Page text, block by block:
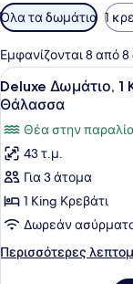
Διαθέσιμα
φίλτρα
για
τα
δωμάτια
Όλα τα δωμάτια 1
Εμφανίζονται 8 από
Προβολή
όλων
των
φωτογραφιών
για
Deluxe
Δωμάτιο,
1
King
Κρεβάτι,
8
Deluxe Δωμάτιο, 1
Θάλασσα
Θέα στην παραλία
43 τ.μ.
Για 3 άτομα
1 King Κρεβάτι
Δωρεάν
Περισσότερες
Περισσότερες